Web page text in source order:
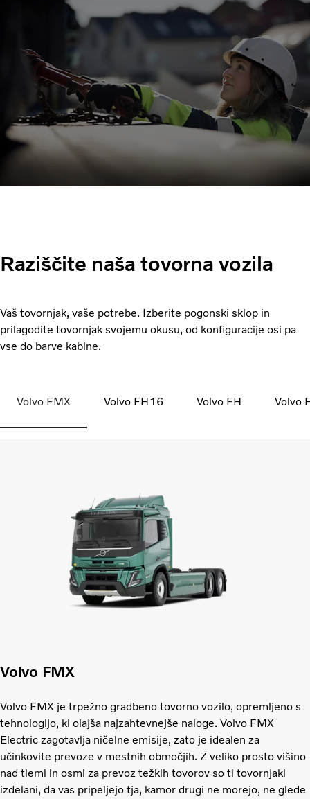
Raziščite naša tovorna vozila
Vaš tovornjak, vaše potrebe. Izberite pogonski sklop in
prilagodite tovornjak svojemu okusu, od konfiguracije osi pa
vse do barve kabine.
Volvo FMX Volvo FH16 Volvo FH Volvo
Volvo FMX
Volvo FMX je trpežno gradbeno tovorno vozilo, opremljeno s
tehnologijo, ki olajša najzahtevnejše naloge. Volvo FMX
Electric zagotavlja ničelne emisije, zato je idealen za
učinkovite prevoze v mestnih območjih. Z veliko prosto višino
nad tlemi in osmi za prevoz težkih tovorov so ti tovornjaki
izdelani, da vas pripeljejo tja, kamor drugi ne morejo, ne glede